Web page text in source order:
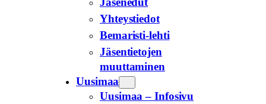
Yhteystiedot
Bemaristi-lehti
Jäsentietojen
muuttaminen
Uusimaa
Uusimaa – Infosivu